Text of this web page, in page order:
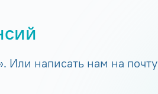
Или написать нам на почту